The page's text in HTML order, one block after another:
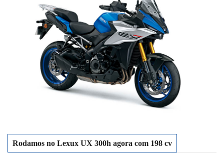
Rodamos no Lexux UX 300h agora com 198 cv